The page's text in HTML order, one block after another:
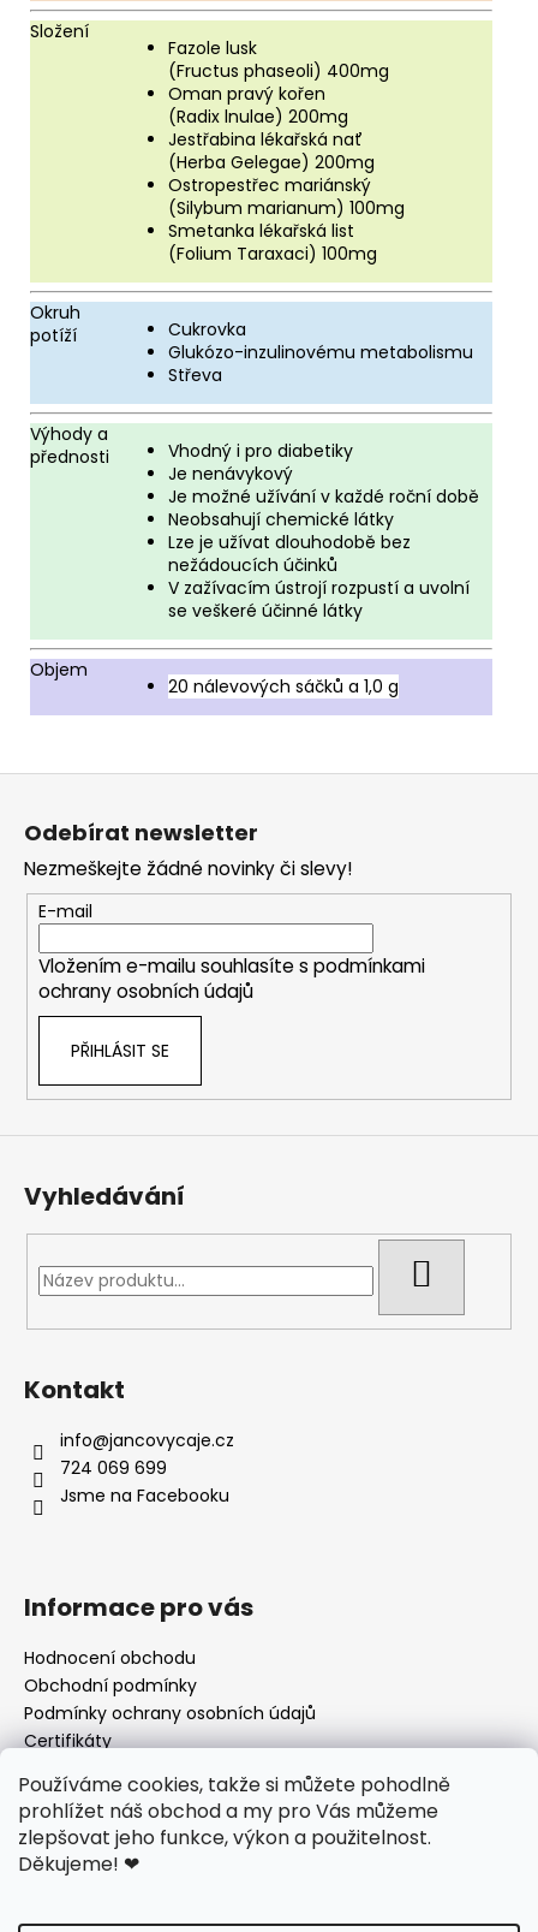
Používáme cookies, takže si můžete pohodlně
prohlížet náš obchod a my pro Vás můžeme
zlepšovat jeho funkce, výkon a použitelnost.
Děkujeme! ❤
Složení
Fazole lusk
(Fructus phaseoli) 400mg
Oman pravý kořen
(Radix lnulae) 200mg
Jestřabina lékařská nať
(Herba Gelegae) 200mg
Ostropestřec mariánský
(Silybum marianum) 100mg
Smetanka lékařská list
(Folium Taraxaci) 100mg
Okruh
potíží
Cukrovka
Glukózo-inzulinovému metabolismu
Střeva
Výhody a
přednosti
Vhodný i pro diabetiky
Je nenávykový
Je možné užívání v každé roční době
Neobsahují chemické látky
Lze je užívat dlouhodobě bez
nežádoucích účinků
V zažívacím ústrojí rozpustí a uvolní
se veškeré účinné látky
Objem
20 nálevových sáčků a 1,0 g
Odebírat newsletter
Nezmeškejte žádné novinky či slevy!
E-mail
Vložením e-mailu souhlasíte s podmínkami
ochrany osobních údajů
PŘIHLÁSIT SE
Vyhledávání
Kontakt
info@jancovycaje.cz
724 069 699
Jsme na Facebooku
Informace pro vás
Hodnocení obchodu
Obchodní podmínky
Podmínky ochrany osobních údajů
Certifikáty
Odstoupení od kupní smlouvy